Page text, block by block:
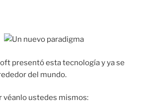
presentó esta tecnología y ya se
del mundo.
véanlo ustedes mismos: